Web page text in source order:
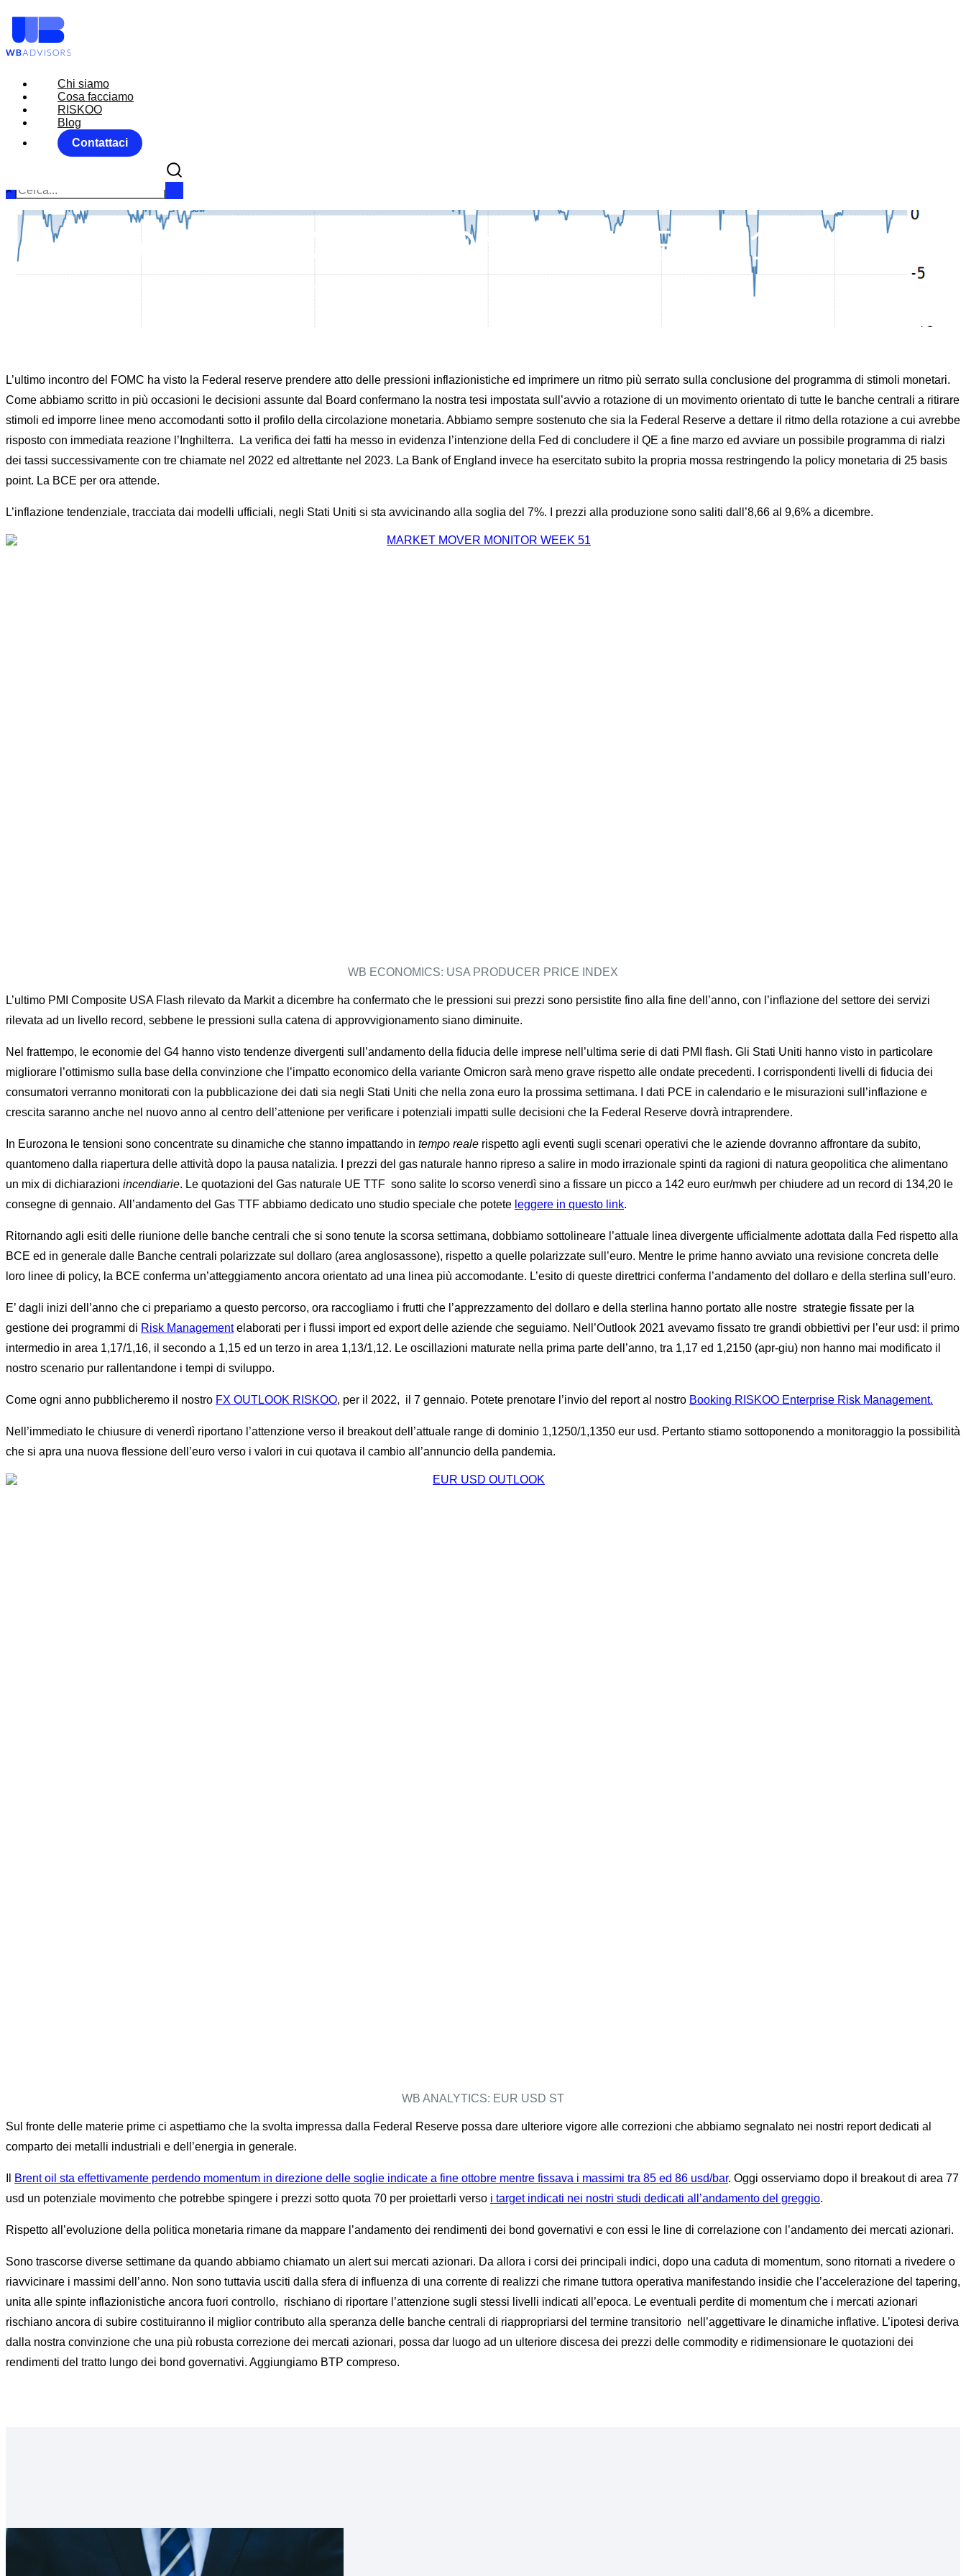
Chi siamo
Cosa facciamo
RISKOO
Blog
Contattaci
Chi siamo
Cosa facciamo
RISKOO
Blog
Contattaci
×
MARKET MOVER MONITOR WEEL 51
MARKET MOVER MONITOR WEEL 51
L’ultimo incontro del FOMC ha visto la Federal reserve prendere atto delle pressioni inflazionistiche ed imprimere un ritmo più serrato sulla conclusione del programma di stimoli monetari.
Come abbiamo scritto in più occasioni le decisioni assunte dal Board confermano la nostra tesi impostata sull’avvio a rotazione di un movimento orientato di tutte le banche centrali a ritirare
stimoli ed imporre linee meno accomodanti sotto il profilo della circolazione monetaria. Abbiamo sempre sostenuto che sia la Federal Reserve a dettare il ritmo della rotazione a cui avrebbe
risposto con immediata reazione l’Inghilterra. La verifica dei fatti ha messo in evidenza l’intenzione della Fed di concludere il QE a fine marzo ed avviare un possibile programma di rialzi
dei tassi successivamente con tre chiamate nel 2022 ed altrettante nel 2023. La Bank of England invece ha esercitato subito la propria mossa restringendo la policy monetaria di 25 basis
point. La BCE per ora attende.
L’inflazione tendenziale, tracciata dai modelli ufficiali, negli Stati Uniti si sta avvicinando alla soglia del 7%. I prezzi alla produzione sono saliti dall’8,66 al 9,6% a dicembre.
WB ECONOMICS: USA PRODUCER PRICE INDEX
L’ultimo PMI Composite USA Flash rilevato da Markit a dicembre ha confermato che le pressioni sui prezzi sono persistite fino alla fine dell’anno, con l’inflazione del settore dei servizi
rilevata ad un livello record, sebbene le pressioni sulla catena di approvvigionamento siano diminuite.
Nel frattempo, le economie del G4 hanno visto tendenze divergenti sull’andamento della fiducia delle imprese nell’ultima serie di dati PMI flash. Gli Stati Uniti hanno visto in particolare
migliorare l’ottimismo sulla base della convinzione che l’impatto economico della variante Omicron sarà meno grave rispetto alle ondate precedenti. I corrispondenti livelli di fiducia dei
consumatori verranno monitorati con la pubblicazione dei dati sia negli Stati Uniti che nella zona euro la prossima settimana. I dati PCE in calendario e le misurazioni sull’inflazione e
crescita saranno anche nel nuovo anno al centro dell’attenione per verificare i potenziali impatti sulle decisioni che la Federal Reserve dovrà intraprendere.
In Eurozona le tensioni sono concentrate su dinamiche che stanno impattando in tempo reale rispetto agli eventi sugli scenari operativi che le aziende dovranno affrontare da subito,
quantomeno dalla riapertura delle attività dopo la pausa natalizia. I prezzi del gas naturale hanno ripreso a salire in modo irrazionale spinti da ragioni di natura geopolitica che alimentano
un mix di dichiarazioni incendiarie. Le quotazioni del Gas naturale UE TTF sono salite lo scorso venerdì sino a fissare un picco a 142 euro eur/mwh per chiudere ad un record di 134,20 le
consegne di gennaio. All’andamento del Gas TTF abbiamo dedicato uno studio speciale che potete leggere in questo link.
Ritornando agli esiti delle riunione delle banche centrali che si sono tenute la scorsa settimana, dobbiamo sottolineare l’attuale linea divergente ufficialmente adottata dalla Fed rispetto alla
BCE ed in generale dalle Banche centrali polarizzate sul dollaro (area anglosassone), rispetto a quelle polarizzate sull’euro. Mentre le prime hanno avviato una revisione concreta delle
loro linee di policy, la BCE conferma un’atteggiamento ancora orientato ad una linea più accomodante. L’esito di queste direttrici conferma l’andamento del dollaro e della sterlina sull’euro.
E’ dagli inizi dell’anno che ci prepariamo a questo percorso, ora raccogliamo i frutti che l’apprezzamento del dollaro e della sterlina hanno portato alle nostre strategie fissate per la
gestione dei programmi di Risk Managementelaborati per i flussi import ed export delle aziende che seguiamo. Nell’Outlook 2021 avevamo fissato tre grandi obbiettivi per l’eur usd: il primo
intermedio in area 1,17/1,16, il secondo a 1,15 ed un terzo in area 1,13/1,12. Le oscillazioni maturate nella prima parte dell’anno, tra 1,17 ed 1,2150 (apr-giu) non hanno mai modificato il
nostro scenario pur rallentandone i tempi di sviluppo.
Come ogni anno pubblicheremo il nostro FX OUTLOOK RISKOO, per il 2022, il 7 gennaio. Potete prenotare l’invio del report al nostro Booking RISKOO Enterprise Risk Management.
Nell’immediato le chiusure di venerdì riportano l’attenzione verso il breakout dell’attuale range di dominio 1,1250/1,1350 eur usd. Pertanto stiamo sottoponendo a monitoraggio la possibilità
che si apra una nuova flessione dell’euro verso i valori in cui quotava il cambio all’annuncio della pandemia.
WB ANALYTICS: EUR USD ST
Sul fronte delle materie prime ci aspettiamo che la svolta impressa dalla Federal Reserve possa dare ulteriore vigore alle correzioni che abbiamo segnalato nei nostri report dedicati al
comparto dei metalli industriali e dell’energia in generale.
Brent oil sta effettivamente perdendo momentum in direzione delle soglie indicate a fine ottobre mentre fissava i massimi tra 85 ed 86 usd/bar. Oggi osserviamo dopo il breakout di area 77
usd un potenziale movimento che potrebbe spingere i prezzi sotto quota 70 per proiettarli verso i target indicati nei nostri studi dedicati all’andamento del greggio.
Rispetto all’evoluzione della politica monetaria rimane da mappare l’andamento dei rendimenti dei bond governativi e con essi le line di correlazione con l’andamento dei mercati azionari.
Sono trascorse diverse settimane da quando abbiamo chiamato un alert sui mercati azionari. Da allora i corsi dei principali indici, dopo una caduta di momentum, sono ritornati a rivedere o
riavvicinare i massimi dell’anno. Non sono tuttavia usciti dalla sfera di influenza di una corrente di realizzi che rimane tuttora operativa manifestando insidie che l’accelerazione del tapering,
unita alle spinte inflazionistiche ancora fuori controllo, rischiano di riportare l’attenzione sugli stessi livelli indicati all’epoca. Le eventuali perdite di momentum che i mercati azionari
rischiano ancora di subire costituiranno il miglior contributo alla speranza delle banche centrali di riappropriarsi del termine transitorio nell’aggettivare le dinamiche inflative. L’ipotesi deriva
dalla nostra convinzione che una più robusta correzione dei mercati azionari, possa dar luogo ad un ulteriore discesa dei prezzi delle commodity e ridimensionare le quotazioni dei
rendimenti del tratto lungo dei bond governativi. Aggiungiamo BTP compreso.